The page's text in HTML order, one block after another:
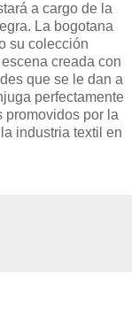
a cargo de la
La bogotana
su colección
creada con
que se le dan a
perfectamente
promovidos por la
industria textil en